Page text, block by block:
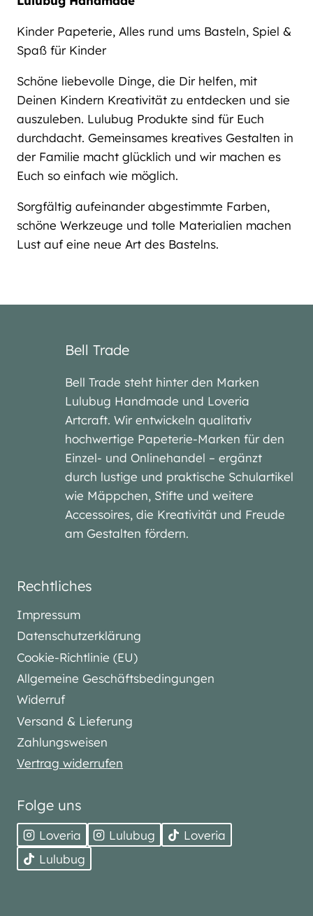
Kinder Papeterie, Alles rund ums Basteln, Spiel &
Spaß für Kinder
Schöne liebevolle Dinge, die Dir helfen, mit
Deinen Kindern Kreativität zu entdecken und sie
auszuleben. Lulubug Produkte sind für Euch
durchdacht. Gemeinsames kreatives Gestalten in
der Familie macht glücklich und wir machen es
Euch so einfach wie möglich.
Sorgfältig aufeinander abgestimmte Farben,
schöne Werkzeuge und tolle Materialien machen
Lust auf eine neue Art des Bastelns.
Bell Trade
Bell Trade steht hinter den Marken
Lulubug Handmade und Loveria
Artcraft. Wir entwickeln qualitativ
hochwertige Papeterie-Marken für den
Einzel- und Onlinehandel – ergänzt
durch lustige und praktische Schulartikel
wie Mäppchen, Stifte und weitere
Accessoires, die Kreativität und Freude
am Gestalten fördern.
Rechtliches
Impressum
Datenschutzerklärung
Cookie-Richtlinie (EU)
Allgemeine Geschäftsbedingungen
Widerruf
Versand & Lieferung
Zahlungsweisen
Vertrag widerrufen
Folge uns
Loveria Lulubug
Loveria
Lulubug